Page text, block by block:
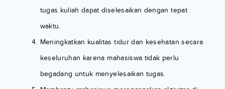
tugas kuliah dapat diselesaikan dengan tepat
waktu.
Meningkatkan kualitas tidur dan kesehatan secara
keseluruhan karena mahasiswa tidak perlu
begadang untuk menyelesaikan tugas.